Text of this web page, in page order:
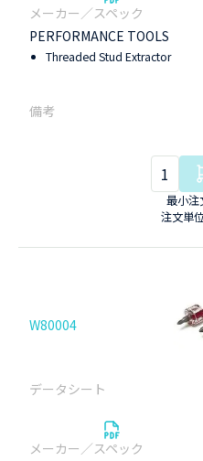
PERFORMANCE TOOLS
Threaded Stud Extractor
最小注
注文単
W80004